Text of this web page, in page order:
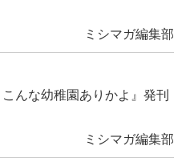
ミシマガ編集部
んな幼稚園ありかよ』発刊
ミシマガ編集部